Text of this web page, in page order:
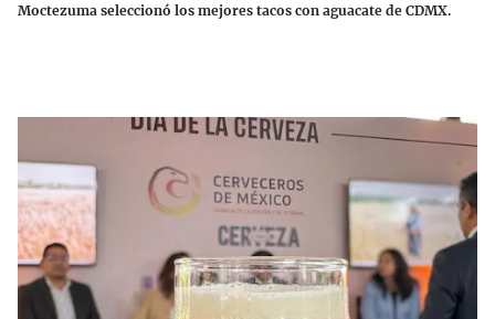
Moctezuma seleccionó los mejores tacos con aguacate de CDMX.